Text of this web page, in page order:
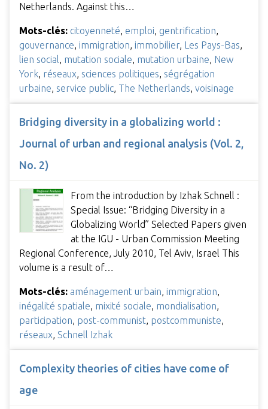
Netherlands. Against this…
Mots-clés: citoyenneté, emploi, gentrification,
gouvernance, immigration, immobilier, Les Pays-Bas,
lien social, mutation sociale, mutation urbaine, New
York, réseaux, sciences politiques, ségrégation
urbaine, service public, The Netherlands, voisinage
Bridging diversity in a globalizing world :
Journal of urban and regional analysis (Vol. 2,
No. 2)
From the introduction by Izhak Schnell :
Special Issue: “Bridging Diversity in a
Globalizing World” Selected Papers given
at the IGU - Urban Commission Meeting
Regional Conference, July 2010, Tel Aviv, Israel This
volume is a result of…
Mots-clés: aménagement urbain, immigration,
inégalité spatiale, mixité sociale, mondialisation,
participation, post-communist, postcommuniste,
réseaux, Schnell Izhak
Complexity theories of cities have come of
age